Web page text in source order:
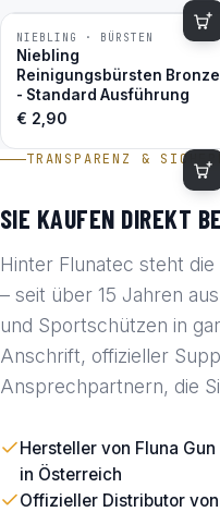
BESTSELLER
NIEBLING · BÜRSTEN
Niebling
Reinigungsbürsten Bronze
- Standard Ausführung
€ 2,90
TRANSPARENZ &
SIE KAUFEN DIREKT
Hinter Flunatec steht
– seit über 15 Jahren
und Sportschützen in
Anschrift, offizieller
Ansprechpartnern, die
Hersteller von Fluna
in Österreich
Offizieller Distributor